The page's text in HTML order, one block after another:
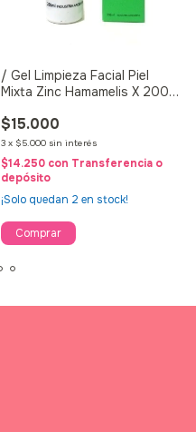
/ Gel Limpieza Facial Piel
Mixta Zinc Hamamelis X 200
$15.000
3 x $5.000 sin interés
$14.250 con Transferencia o
depósito
¡Solo quedan 2 en stock!